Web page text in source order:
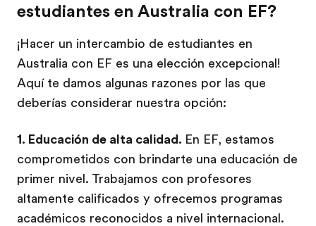
estudiantes en Australia con EF?
¡Hacer un intercambio de estudiantes en
Australia con EF es una elección excepcional!
Aquí te damos algunas razones por las que
deberías considerar nuestra opción:
1. Educación de alta calidad. En EF, estamos
comprometidos con brindarte una educación de
primer nivel. Trabajamos con profesores
altamente calificados y ofrecemos programas
académicos reconocidos a nivel internacional.